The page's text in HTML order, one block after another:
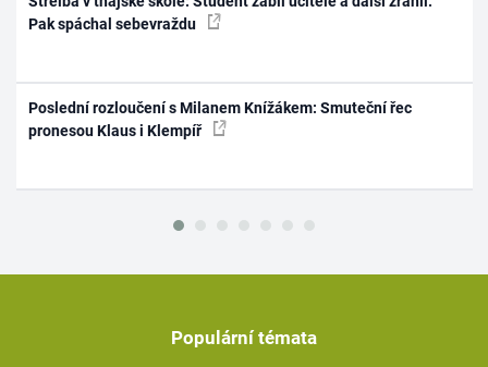
Pak spáchal sebevraždu
Poslední rozloučení s Milanem Knížákem: Smuteční řec
pronesou Klaus i Klempíř
Populární témata